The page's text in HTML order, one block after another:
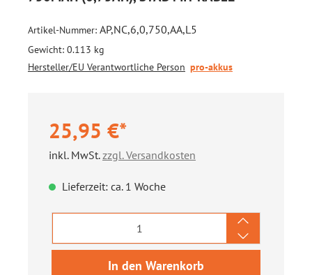
Artikel-Nummer: AP,NC,6,0,750,AA,L5
Gewicht: 0.113 kg
Hersteller/EU Verantwortliche Person pro-akkus
25,95 €*
inkl. MwSt.zzgl. Versandkosten
Lieferzeit: ca. 1 Woche
Produkt Anzahl: Gib den
In den Warenkorb